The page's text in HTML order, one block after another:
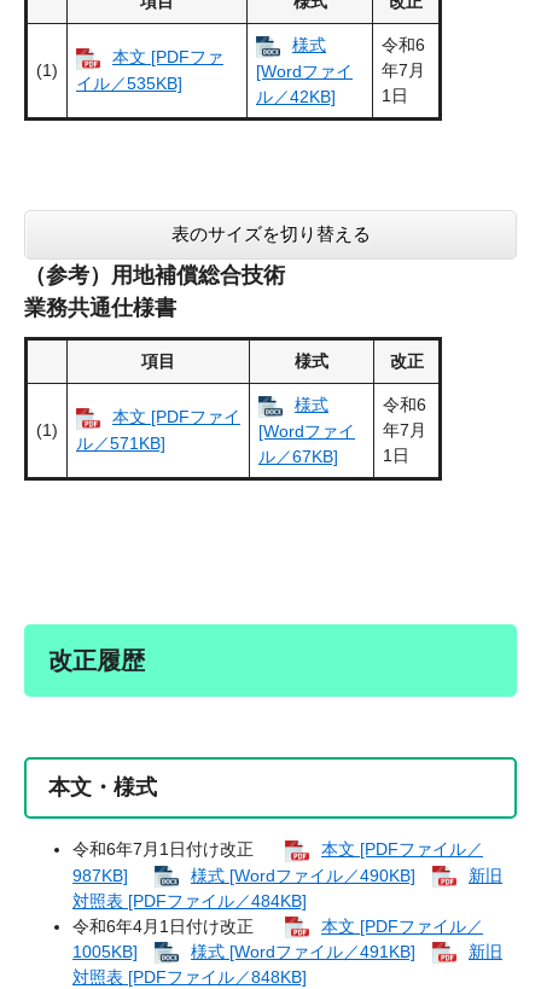
(1)
本文 [PDFファ
イル／535KB]
様式
[Wordファイ
ル／42KB]
令和6
年7月
1日
表のサイズを切り替える
（参考）用地補償総合技術
業務共通仕様書
項目 様式 改正
(1)
本文 [PDFファイ
ル／571KB]
様式
[Wordファイ
ル／67KB]
令和6
年7月
1日
改正履歴
本文・様式
令和6年7月1日付け改正
本文 [PDFファイル／
987KB]
様式 [Wordファイル／490KB]
新旧
対照表 [PDFファイル／484KB]
令和6年4月1日付け改正
本文 [PDFファイル／
1005KB]
様式 [Wordファイル／491KB]
新旧
対照表 [PDFファイル／848KB]